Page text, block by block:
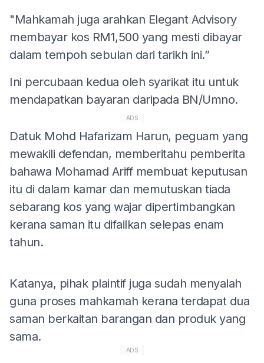
"Mahkamah juga arahkan Elegant Advisory
membayar kos RM1,500 yang mesti dibayar
dalam tempoh sebulan dari tarikh ini.”
Ini percubaan kedua oleh syarikat itu untuk
mendapatkan bayaran daripada BN/Umno.
ADS
Datuk Mohd Hafarizam Harun, peguam yang
mewakili defendan, memberitahu pemberita
bahawa Mohamad Ariff membuat keputusan
itu di dalam kamar dan memutuskan tiada
sebarang kos yang wajar dipertimbangkan
kerana saman itu difailkan selepas enam
tahun.
Katanya, pihak plaintif juga sudah menyalah
guna proses mahkamah kerana terdapat dua
saman berkaitan barangan dan produk yang
sama.
ADS